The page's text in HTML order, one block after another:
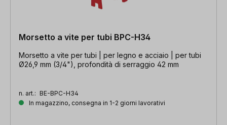
Morsetto a vite per tubi BPC-H34
Morsetto a vite per tubi | per legno e acciaio | per tubi
Ø26,9 mm (3/4"), profondità di serraggio 42 mm
n. art.: BE-BPC-H34
In magazzino, consegna in 1-2 giorni lavorativi